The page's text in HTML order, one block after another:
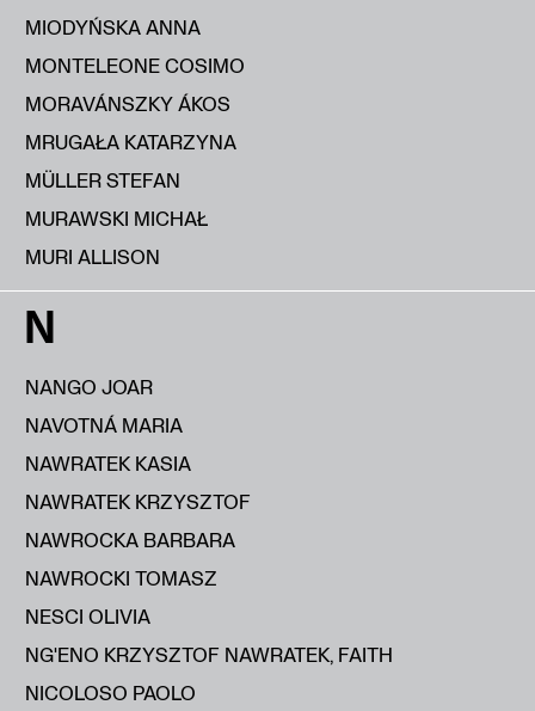
MIODYŃSKA ANNA
MONTELEONE COSIMO
MORAVÁNSZKY ÁKOS
MRUGAŁA KATARZYNA
MÜLLER STEFAN
MURAWSKI MICHAŁ
MURI ALLISON
N
NANGO JOAR
NAVOTNÁ MARIA
NAWRATEK KASIA
NAWRATEK KRZYSZTOF
NAWROCKA BARBARA
NAWROCKI TOMASZ
NESCI OLIVIA
NG'ENO KRZYSZTOF NAWRATEK, FAITH
NICOLOSO PAOLO